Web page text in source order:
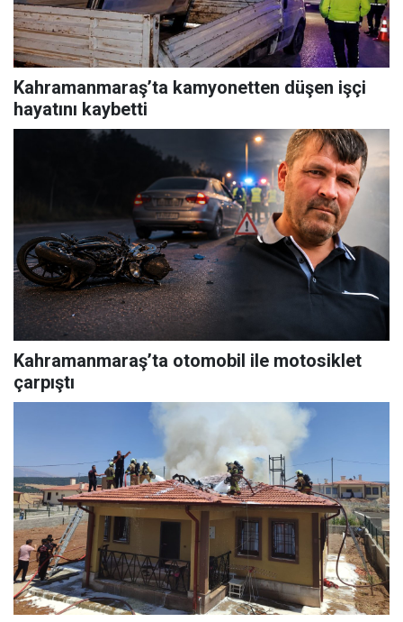
Kahramanmaraş’ta kamyonetten düşen işçi
hayatını kaybetti
Kahramanmaraş’ta otomobil ile motosiklet
çarpıştı